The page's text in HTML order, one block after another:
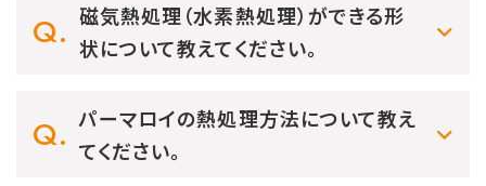
磁気熱処理（水素熱処理）ができる形
状について教えてください。
パーマロイの熱処理方法について教え
てください。